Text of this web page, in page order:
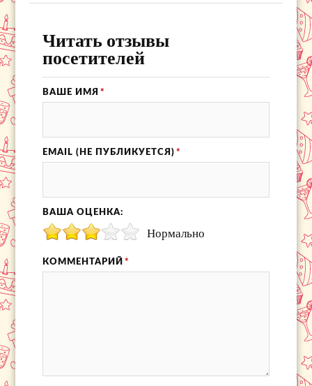
Читать отзывы
посетителей
ВАШЕ ИМЯ *
EMAIL (НЕ ПУБЛИКУЕТСЯ) *
ВАША ОЦЕНКА:
Нормально
КОММЕНТАРИЙ *